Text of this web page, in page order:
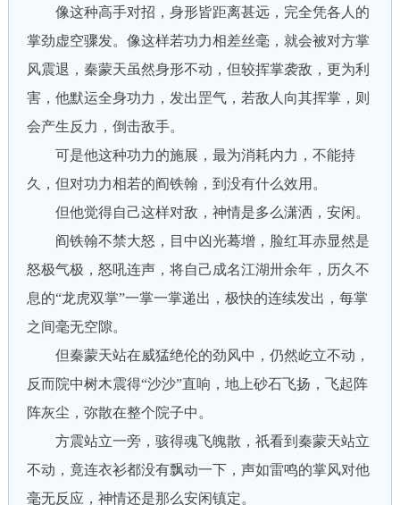
像这种高手对招，身形皆距离甚远，完全凭各人的
掌劲虚空骤发。像这样若功力相差丝毫，就会被对方掌
风震退，秦蒙天虽然身形不动，但较挥掌袭敌，更为利
害，他默运全身功力，发出罡气，若敌人向其挥掌，则
会产生反力，倒击敌手。
可是他这种功力的施展，最为消耗内力，不能持
久，但对功力相若的阎铁翰，到没有什么效用。
但他觉得自己这样对敌，神情是多么潇洒，安闲。
阎铁翰不禁大怒，目中凶光蓦增，脸红耳赤显然是
怒极气极，怒吼连声，将自己成名江湖卅余年，历久不
息的“龙虎双掌”一掌一掌递出，极快的连续发出，每掌
之间毫无空隙。
但秦蒙天站在威猛绝伦的劲风中，仍然屹立不动，
反而院中树木震得“沙沙”直响，地上砂石飞扬，飞起阵
阵灰尘，弥散在整个院子中。
方震站立一旁，骇得魂飞魄散，祇看到秦蒙天站立
不动，竟连衣衫都没有飘动一下，声如雷鸣的掌风对他
毫无反应，神情还是那么安闲镇定。